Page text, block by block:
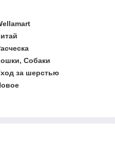
Собаки
за шерстью